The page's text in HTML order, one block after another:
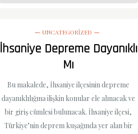
UNCATEGORIZED
İhsaniye Depreme Dayanıklı
Mı
Bu makalede, İhsaniye ilçesinin depreme
dayanıklılığına ilişkin konular ele alınacak ve
bir giriş cümlesi bulunacak. İhsaniye ilçesi,
Türkiye’nin deprem kuşağında yer alan bir